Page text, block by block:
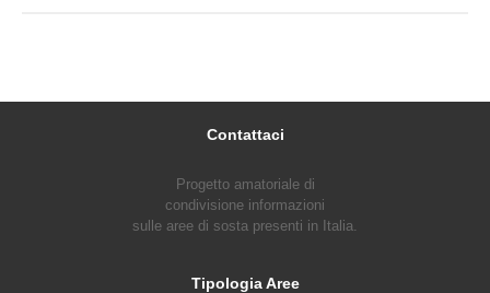
Contattaci
Progetto amatoriale di
condivisione informazioni
sulle aree di sosta presenti in Italia.
Tipologia Aree